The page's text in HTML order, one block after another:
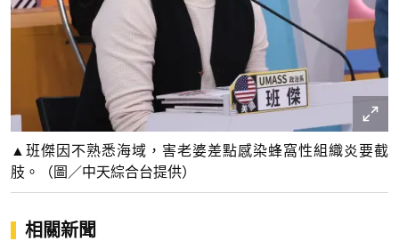
▲班傑因不熟悉海域，害老婆差點感染蜂窩性組織炎要截
肢。（圖／中天綜合台提供）
相關新聞